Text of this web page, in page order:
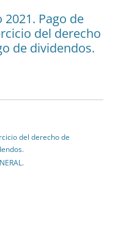
Pago de
del derecho
de dividendos.
del derecho de